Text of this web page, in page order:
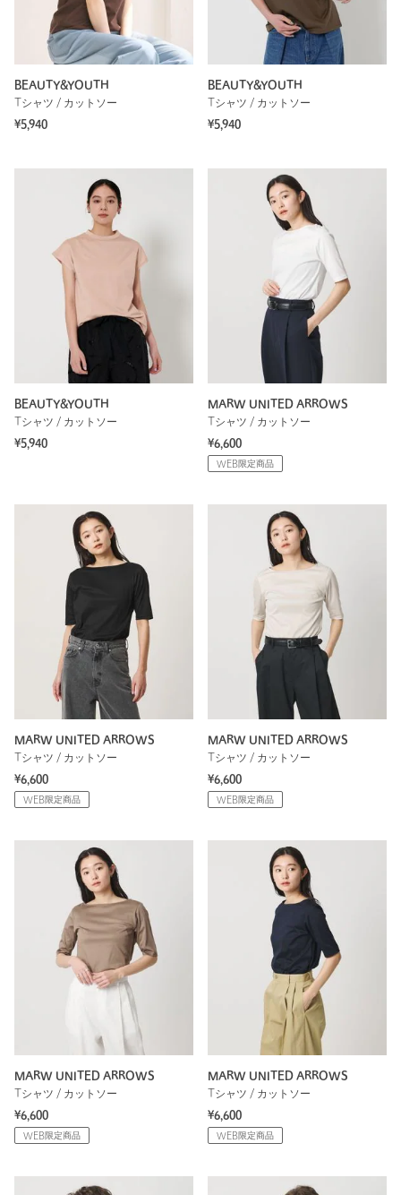
BEAUTY&YOUTH
Tシャツ / カットソー
¥5,940
BEAUTY&YOUTH
Tシャツ / カットソー
¥5,940
BEAUTY&YOUTH
Tシャツ / カットソー
¥5,940
MARW UNITED ARROWS
Tシャツ / カットソー
¥6,600
WEB限定商品
MARW UNITED ARROWS
Tシャツ / カットソー
¥6,600
WEB限定商品
MARW UNITED ARROWS
Tシャツ / カットソー
¥6,600
WEB限定商品
MARW UNITED ARROWS
Tシャツ / カットソー
¥6,600
WEB限定商品
MARW UNITED ARROWS
Tシャツ / カットソー
¥6,600
WEB限定商品